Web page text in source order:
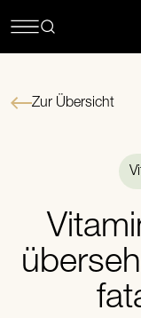
Zur Übersicht